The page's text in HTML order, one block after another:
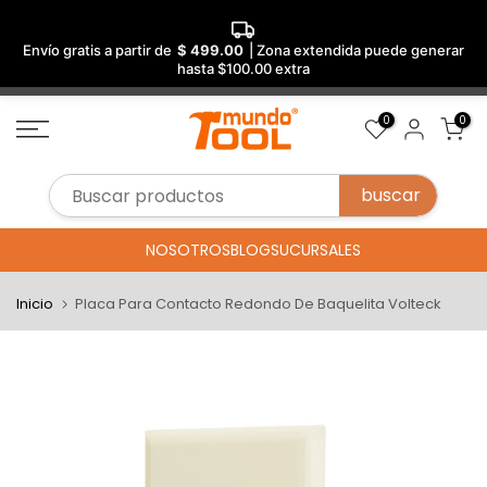
Envío gratis a partir de $ 499.00
| Zona extendida puede generar
hasta $100.00 extra
Saltar
al
0 0
NOSOTROSBLOGSUCURSALES
Inicio Placa Para Contacto Redondo De Baquelita Volteck